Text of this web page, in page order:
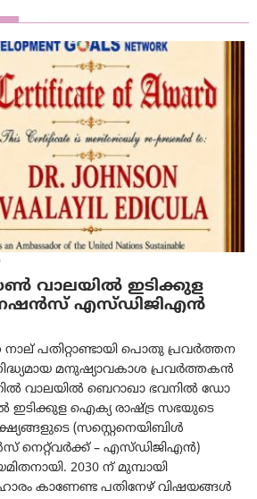
ഇടിക്കുള
എസ്ഡിജിഎൻ
പതിറ്റാണ്ടായി പൊതു പ്രവർത്തന
മനുഷ്യാവകാശ പ്രവർത്തകൻ
വാലയിൽ ബെറാഖാ ഭവനിൽ ഡോ
ഐക്യ രാഷ്ട്ര സഭയുടെ
(സസ്റ്റെനെയിബിൾ
നെറ്റ്‌വർക്ക് – എസ്ഡിജിഎൻ)
2030 ന് മുമ്പായി
കാണേണ്ട പതിനേഴ് വിഷയങ്ങൾ